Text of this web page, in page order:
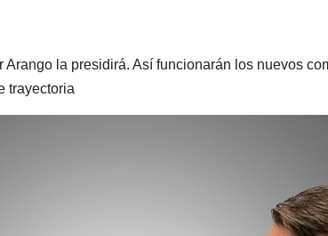
Arango la presidirá. Así funcionarán los nuevos
trayectoria